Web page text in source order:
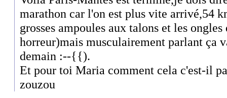
marathon car l'on est plus vite arrivé,54
grosses ampoules aux talons et les
horreur)mais musculairement parlant ça
demain :--{{).
Et pour toi Maria comment cela c'est-il
zouzou